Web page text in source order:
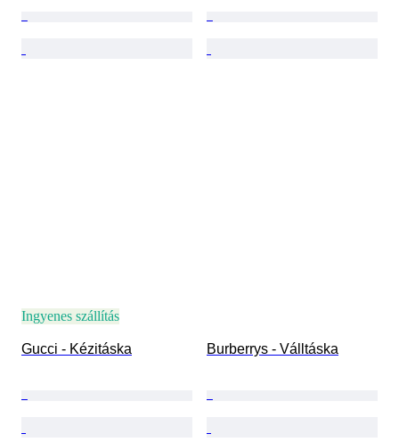
Ingyenes szállítás
Gucci - Kézitáska Burberrys - Válltáska